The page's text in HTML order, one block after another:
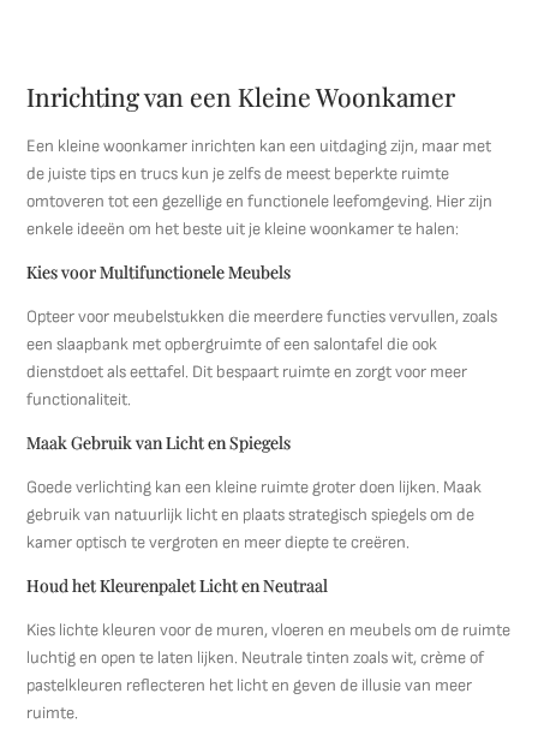
Inrichting van een Kleine Woonkamer
Een kleine woonkamer inrichten kan een uitdaging zijn, maar met
de juiste tips en trucs kun je zelfs de meest beperkte ruimte
omtoveren tot een gezellige en functionele leefomgeving. Hier zijn
enkele ideeën om het beste uit je kleine woonkamer te halen:
Kies voor Multifunctionele Meubels
Opteer voor meubelstukken die meerdere functies vervullen, zoals
een slaapbank met opbergruimte of een salontafel die ook
dienstdoet als eettafel. Dit bespaart ruimte en zorgt voor meer
functionaliteit.
Maak Gebruik van Licht en Spiegels
Goede verlichting kan een kleine ruimte groter doen lijken. Maak
gebruik van natuurlijk licht en plaats strategisch spiegels om de
kamer optisch te vergroten en meer diepte te creëren.
Houd het Kleurenpalet Licht en Neutraal
Kies lichte kleuren voor de muren, vloeren en meubels om de ruimte
luchtig en open te laten lijken. Neutrale tinten zoals wit, crème of
pastelkleuren reflecteren het licht en geven de illusie van meer
ruimte.